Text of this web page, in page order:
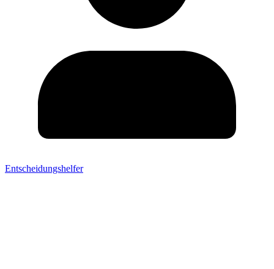
Entscheidungshelfer